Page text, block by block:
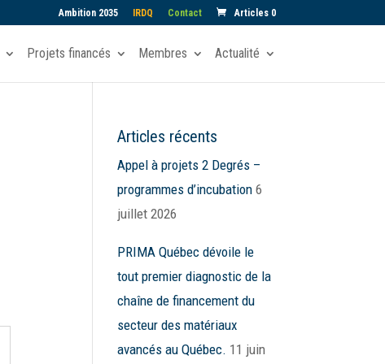
Ambition 2035 IRDQ Contact Articles 0
Projets financés Membres Actualité
Articles récents
Appel à projets 2 Degrés –
programmes d’incubation 6
juillet 2026
PRIMA Québec dévoile le
tout premier diagnostic de la
chaîne de financement du
secteur des matériaux
avancés au Québec. 11 juin